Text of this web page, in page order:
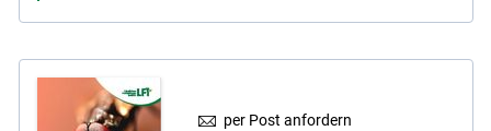
per Post anfordern